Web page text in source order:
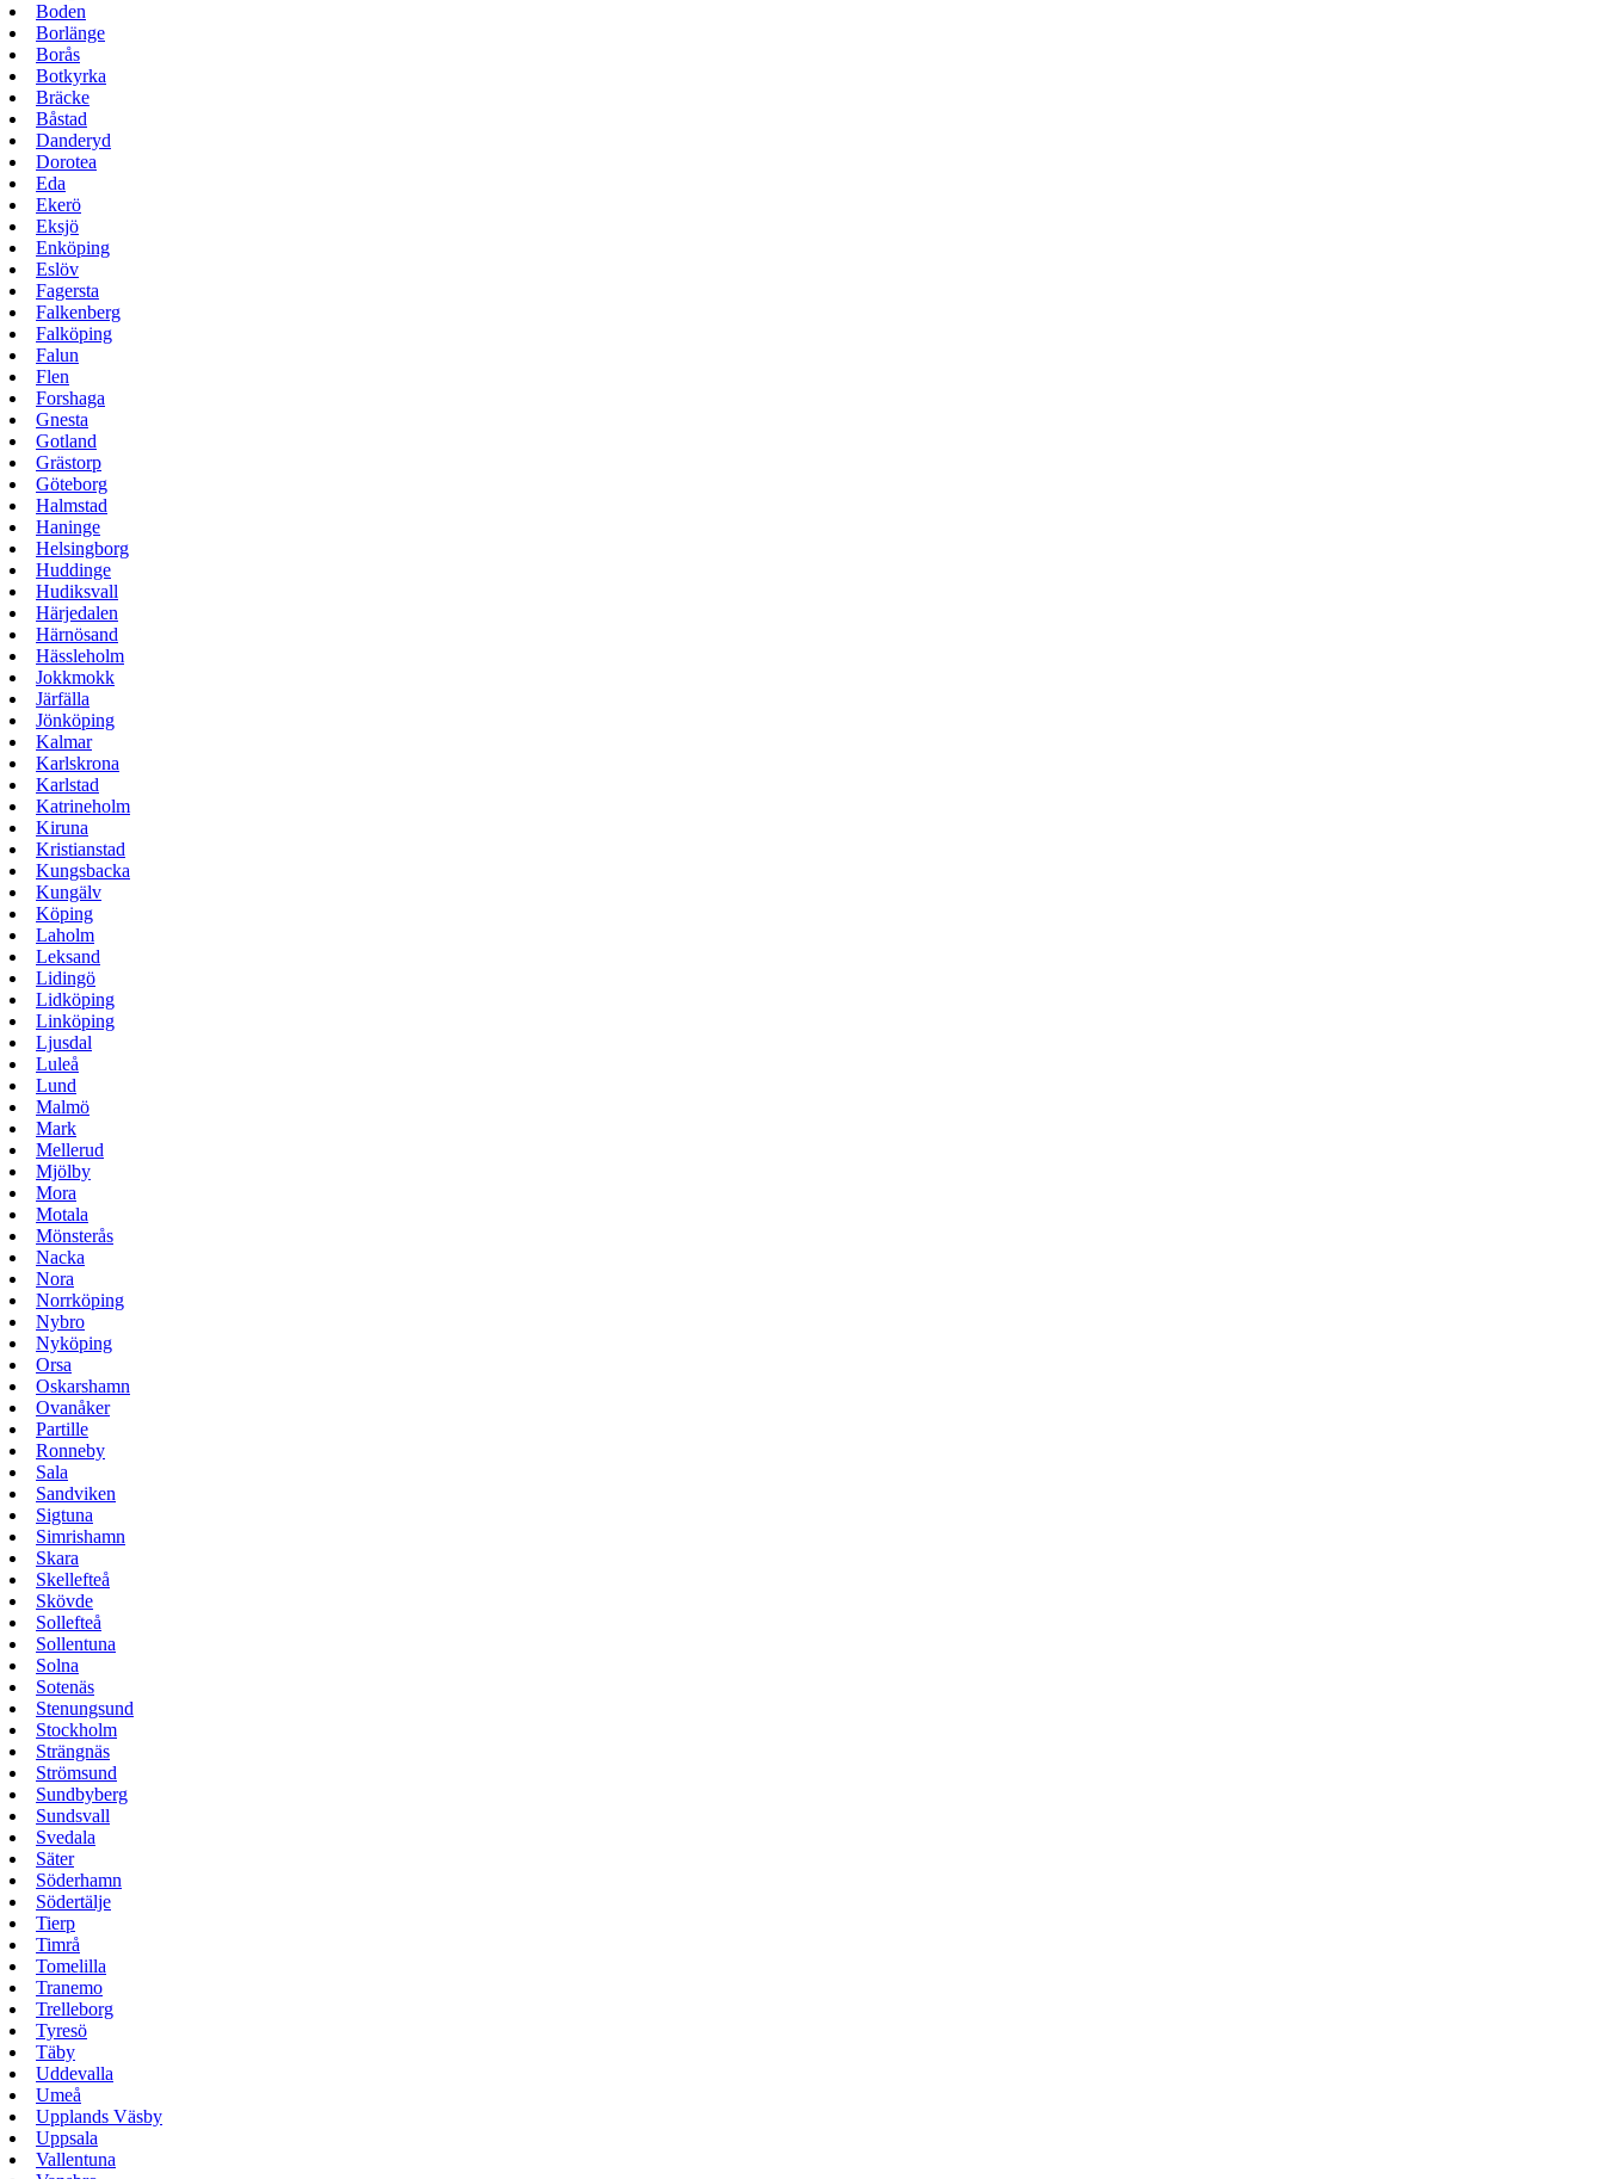
Boden
Borlänge
Borås
Botkyrka
Bräcke
Båstad
Danderyd
Dorotea
Eda
Ekerö
Eksjö
Enköping
Eslöv
Fagersta
Falkenberg
Falköping
Falun
Flen
Forshaga
Gnesta
Gotland
Grästorp
Göteborg
Halmstad
Haninge
Helsingborg
Huddinge
Hudiksvall
Härjedalen
Härnösand
Hässleholm
Jokkmokk
Järfälla
Jönköping
Kalmar
Karlskrona
Karlstad
Katrineholm
Kiruna
Kristianstad
Kungsbacka
Kungälv
Köping
Laholm
Leksand
Lidingö
Lidköping
Linköping
Ljusdal
Luleå
Lund
Malmö
Mark
Mellerud
Mjölby
Mora
Motala
Mönsterås
Nacka
Nora
Norrköping
Nybro
Nyköping
Orsa
Oskarshamn
Ovanåker
Partille
Ronneby
Sala
Sandviken
Sigtuna
Simrishamn
Skara
Skellefteå
Skövde
Sollefteå
Sollentuna
Solna
Sotenäs
Stenungsund
Stockholm
Strängnäs
Strömsund
Sundbyberg
Sundsvall
Svedala
Säter
Söderhamn
Södertälje
Tierp
Timrå
Tomelilla
Tranemo
Trelleborg
Tyresö
Täby
Uddevalla
Umeå
Upplands Väsby
Uppsala
Vallentuna